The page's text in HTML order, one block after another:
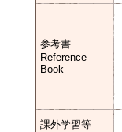
参考書
Reference
Book
課外学習等